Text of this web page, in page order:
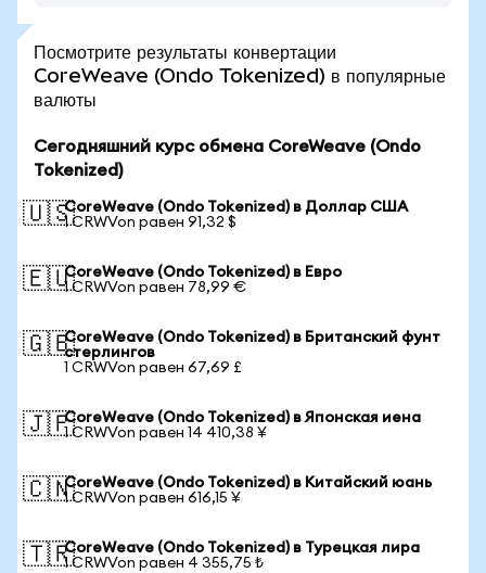
Посмотрите результаты конвертации
CoreWeave (Ondo Tokenized) в популярные
валюты
Сегодняшний курс обмена CoreWeave (Ondo
Tokenized)
🇺🇸CoreWeave (Ondo Tokenized) в Доллар США
1 CRWVon равен 91,32 $
🇪🇺CoreWeave (Ondo Tokenized) в Евро
1 CRWVon равен 78,99 €
🇬🇧CoreWeave (Ondo Tokenized) в Британский фунт
стерлингов
1 CRWVon равен 67,69 £
🇯🇵CoreWeave (Ondo Tokenized) в Японская иена
1 CRWVon равен 14 410,38 ¥
🇨🇳CoreWeave (Ondo Tokenized) в Китайский юань
1 CRWVon равен 616,15 ¥
🇹🇷CoreWeave (Ondo Tokenized) в Турецкая лира
1 CRWVon равен 4 355,75 ₺